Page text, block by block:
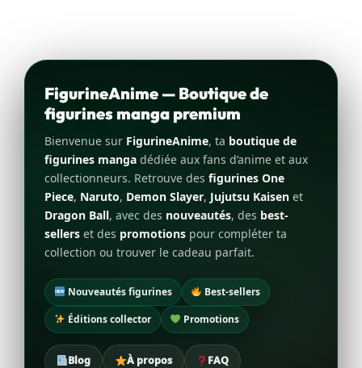
FigurineAnime — Boutique de
figurines manga premium
Bienvenue sur FigurineAnime, ta boutique de
figurines manga dédiée aux fans d’anime et aux
collectionneurs. Retrouve des figurines One
Piece, Naruto, Demon Slayer, Jujutsu Kaisen et
Dragon Ball, avec des nouveautés, des best-
sellers et des promotions pour compléter ta
collection ou trouver le cadeau parfait.
Nouveautés figurines
Best-sellers
Éditions collector
Promotions
Blog À propos FAQ